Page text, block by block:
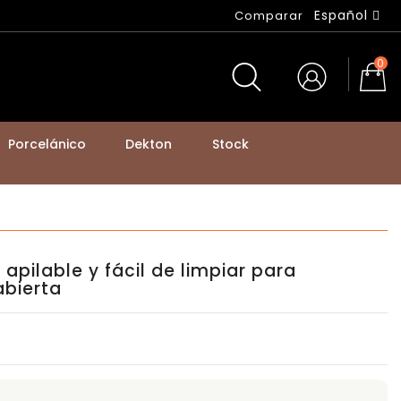
Comparar Español
0
Porcelánico Dekton
Stock
apilable y fácil de limpiar para